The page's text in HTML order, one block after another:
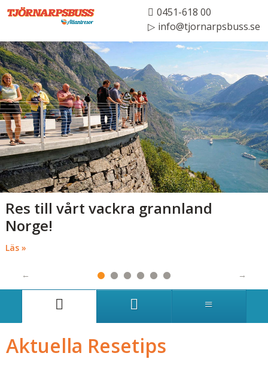
0451-618 00
info@tjornarpsbuss.se
Res till vårt vackra grannland
Norge!
Läs
Aktuella Resetips